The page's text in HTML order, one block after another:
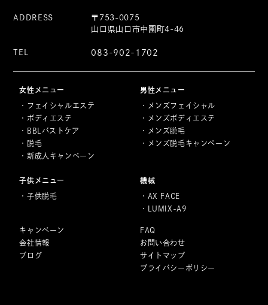
ADDRESS
〒753-0075
山口県山口市中園町4-46
TEL 083-902-1702
女性メニュー
フェイシャルエステ
ボディエステ
BBLバストケア
脱毛
新成人キャンペーン
男性メニュー
メンズフェイシャル
メンズボディエステ
メンズ脱毛
メンズ脱毛キャンペーン
子供メニュー
子供脱毛
機械
AX FACE
LUMIX-A9
キャンペーン
会社情報
ブログ
FAQ
お問い合わせ
サイトマップ
プライバシーポリシー